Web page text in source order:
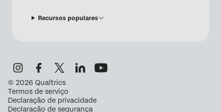
Recursos populares
© 2026 Qualtrics
Termos de serviço
Declaração de privacidade
Declaração de segurança